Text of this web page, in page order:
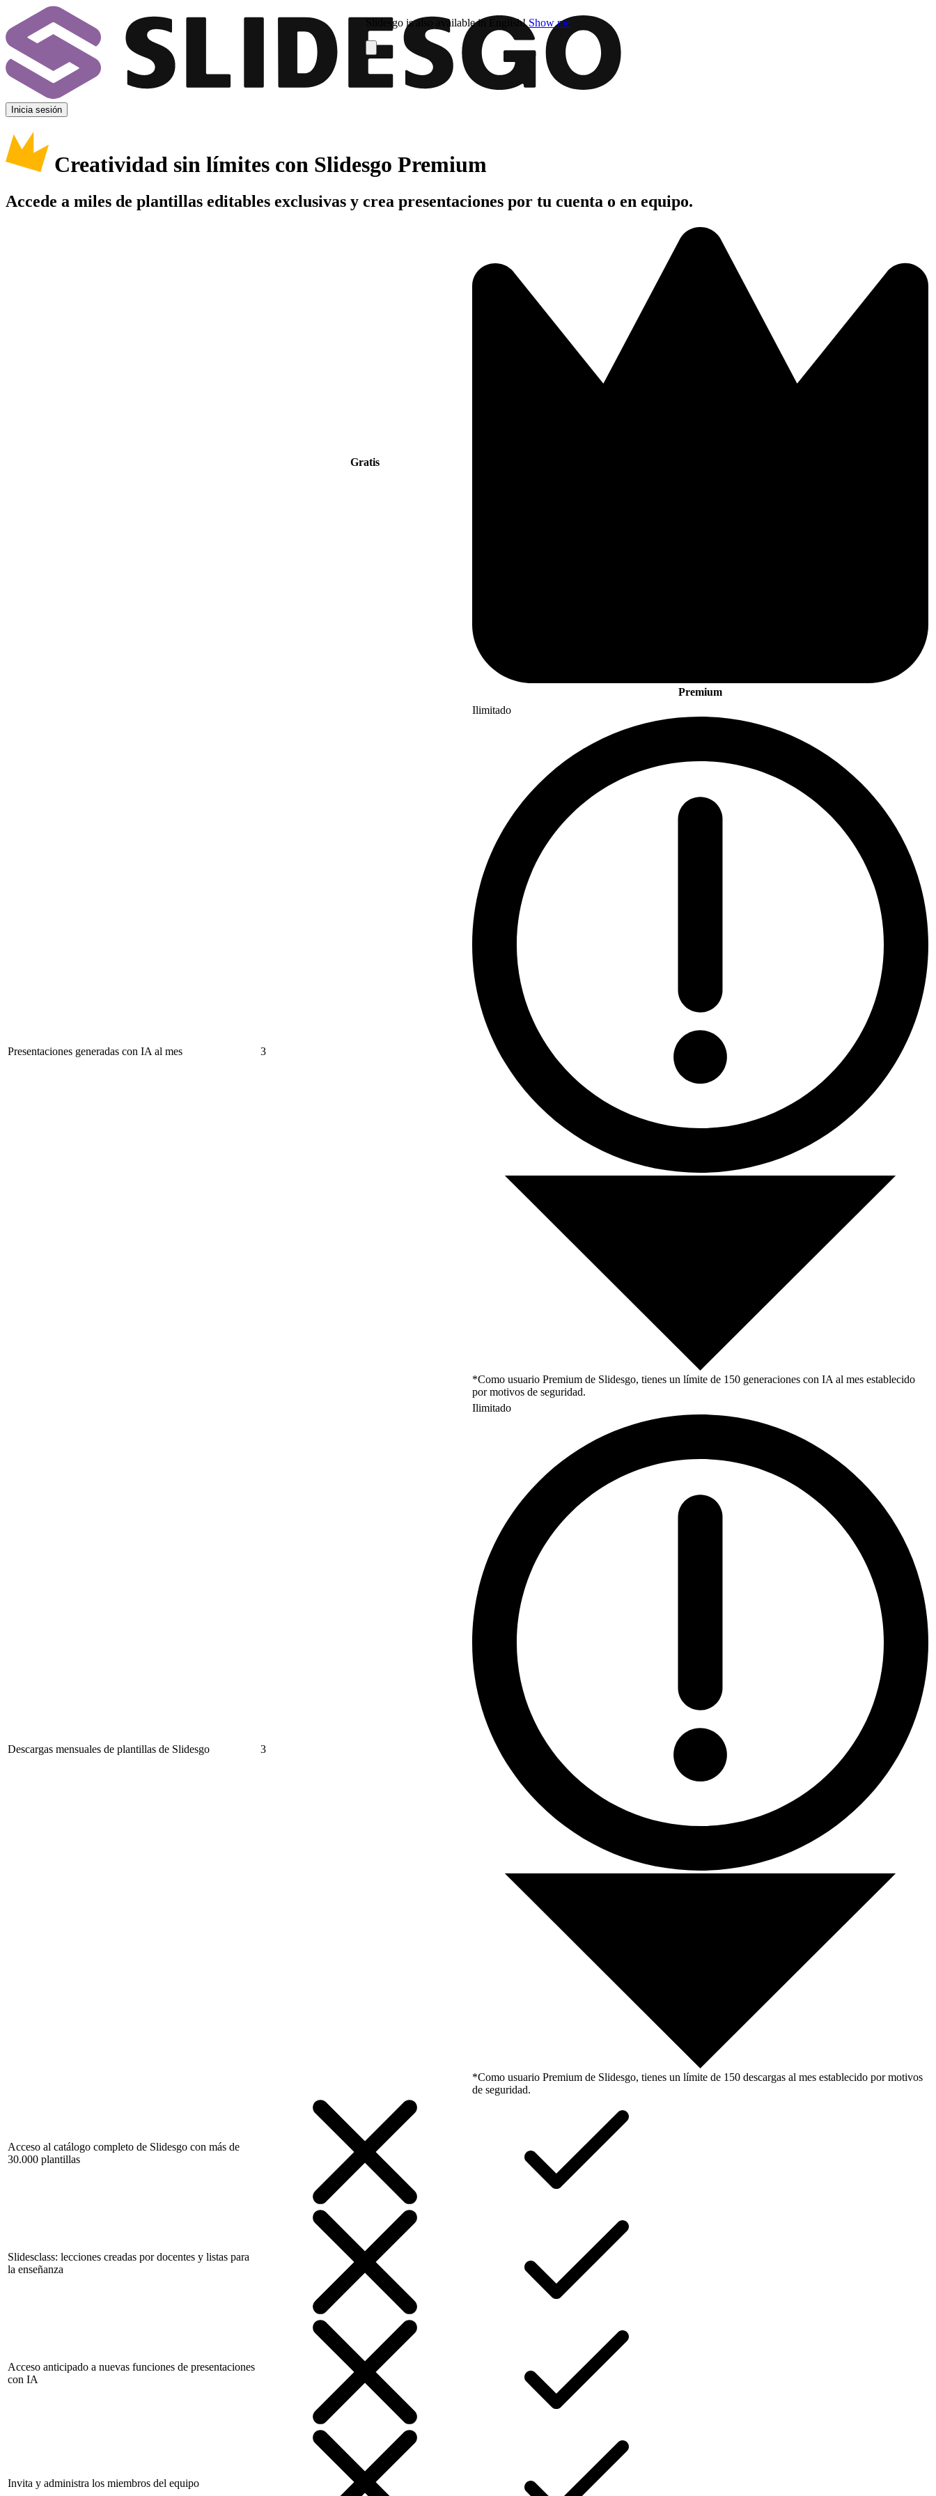
Slidesgo is also available in English! Show me
Inicia sesión
Creatividad sin límites con Slidesgo Premium
Accede a miles de plantillas editables exclusivas y crea presentaciones por tu cuenta o en equipo.
Gratis
Premium
Presentaciones generadas con IA al mes 3
Ilimitado
*Como usuario Premium de Slidesgo, tienes un límite de 150 generaciones con IA al mes establecido
por motivos de seguridad.
Descargas mensuales de plantillas de Slidesgo 3
Ilimitado
*Como usuario Premium de Slidesgo, tienes un límite de 150 descargas al mes establecido por motivos
de seguridad.
Acceso al catálogo completo de Slidesgo con más de
30.000 plantillas
Slidesclass: lecciones creadas por docentes y listas para
la enseñanza
Acceso anticipado a nuevas funciones de presentaciones
con IA
Invita y administra los miembros del equipo